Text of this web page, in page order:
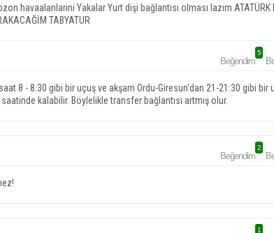
havaalanlarini Yakalar Yurt dişi bağlantısı olması lazım ATATÜRK
TABYATUR
Beğendim
5
8 - 8:30 gibi bir uçuş ve akşam Ordu-Giresun'dan 21-21:30 gibi bir
kalabilir. Böylelikle transfer bağlantısı artmış olur.
Beğendim
2
1